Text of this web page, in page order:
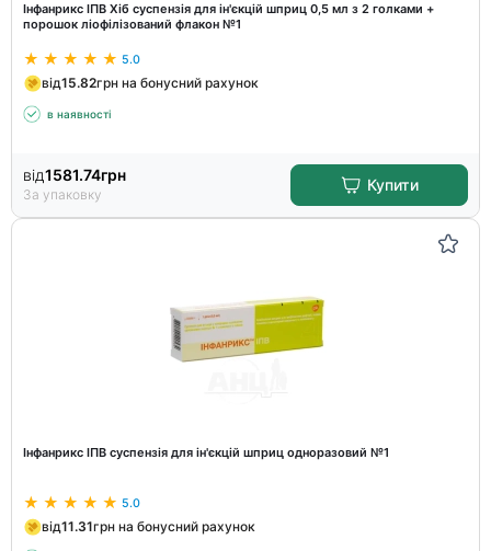
Інфанрикс ІПВ Хіб суспензія для ін'єкцій шприц 0,5 мл з 2 голками +
порошок ліофілізований флакон №1
5.0
від15.82грн на бонусний рахунок
в наявності
від1581.74грн
За упаковку
Купити
Інфанрикс ІПВ суспензія для ін'єкцій шприц одноразовий №1
5.0
від11.31грн на бонусний рахунок